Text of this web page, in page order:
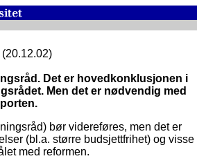
(20.12.02)
Det er hovedkonklusjonen i
Men det er nødvendig med
bør videreføres, men det er
(bl.a. større budsjettfrihet) og visse
med reformen.